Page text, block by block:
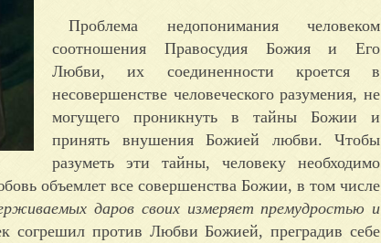
Проблема недопонимания человеком
соотношения Правосудия Божия и Его
Любви, их соединенности кроется в
несовершенстве человеческого разумения, не
могущего проникнуть в тайны Божии и
принять внушения Божией любви. Чтобы
разуметь эти тайны, человеку необходимо
объемлет все совершенства Божии, в том числе
даров своих измеряет премудростью и
согрешил против Любви Божией, преградив себе